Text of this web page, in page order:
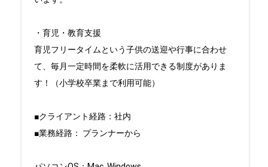
・育児・教育支援
育児フリータイムという子供の送迎や行事に合わせ
て、毎月一定時間を柔軟に活用できる制度がありま
す！（小学校卒業まで利用可能）
■クライアント経路：社内
■業務経路： プランナーから